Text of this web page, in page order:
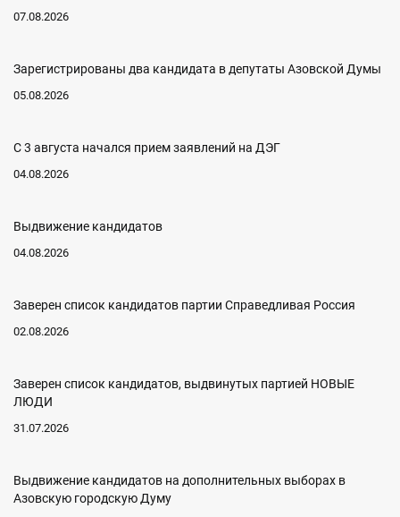
07.08.2026
Зарегистрированы два кандидата в депутаты Азовской Думы
05.08.2026
С 3 августа начался прием заявлений на ДЭГ
04.08.2026
Выдвижение кандидатов
04.08.2026
Заверен список кандидатов партии Справедливая Россия
02.08.2026
Заверен список кандидатов, выдвинутых партией НОВЫЕ
ЛЮДИ
31.07.2026
Выдвижение кандидатов на дополнительных выборах в
Азовскую городскую Думу